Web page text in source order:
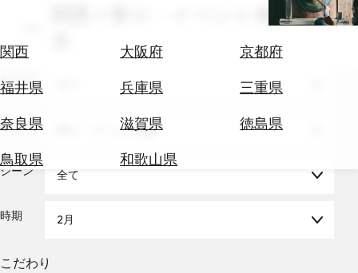
関西 大阪府
京都府
福井県
兵庫県
三重県
奈良県
滋賀県
徳島県
鳥取県
和歌山県
券
テ
を
る
関西 × 祭り・イベント体験 × 2
エリア
テーマ 祭り・イベント体験
シーン 全て
時期 2月
こだわり